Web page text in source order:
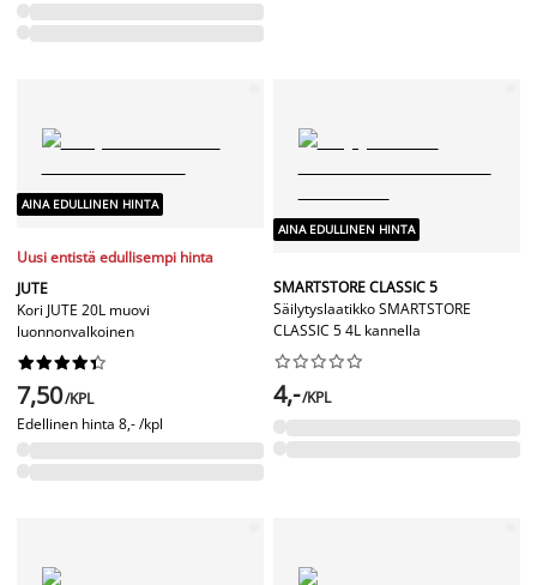
AINA EDULLINEN HINTA
Uusi entistä edullisempi hinta
JUTE
Kori JUTE 20L muovi
luonnonvalkoinen






7,50/KPL
Edellinen hinta 8,- /kpl
AINA EDULLINEN HINTA
SMARTSTORE CLASSIC 5
Säilytyslaatikko SMARTSTORE
CLASSIC 5 4L kannella






4,-/KPL